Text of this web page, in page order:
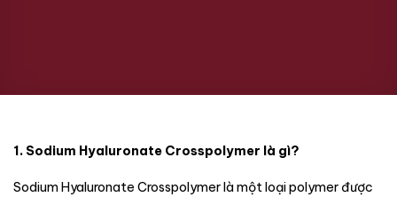
1. Sodium Hyaluronate Crosspolymer là gì?
Sodium Hyaluronate Crosspolymer là một loại polymer được